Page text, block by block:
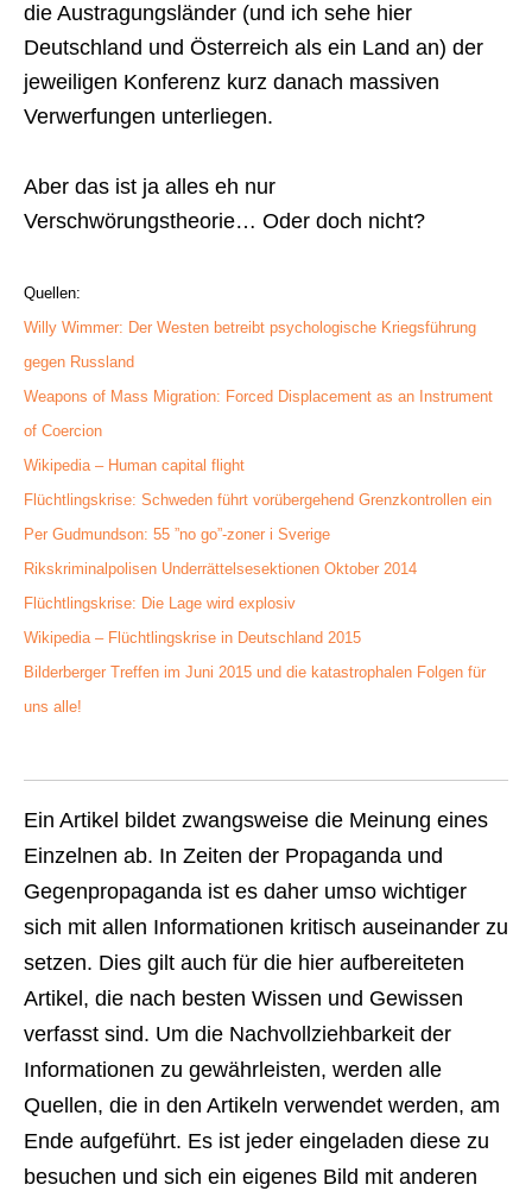
die Austragungsländer (und ich sehe hier
Deutschland und Österreich als ein Land an) der
jeweiligen Konferenz kurz danach massiven
Verwerfungen unterliegen.
Aber das ist ja alles eh nur
Verschwörungstheorie… Oder doch nicht?
Quellen:
Willy Wimmer: Der Westen betreibt psychologische Kriegsführung
gegen Russland
Weapons of Mass Migration: Forced Displacement as an Instrument
of Coercion
Wikipedia – Human capital flight
Flüchtlingskrise: Schweden führt vorübergehend Grenzkontrollen ein
Per Gudmundson: 55 ”no go”-zoner i Sverige
Rikskriminalpolisen Underrättelsesektionen Oktober 2014
Flüchtlingskrise: Die Lage wird explosiv
Wikipedia – Flüchtlingskrise in Deutschland 2015
Bilderberger Treffen im Juni 2015 und die katastrophalen Folgen für
uns alle!
Ein Artikel bildet zwangsweise die Meinung eines
Einzelnen ab. In Zeiten der Propaganda und
Gegenpropaganda ist es daher umso wichtiger
sich mit allen Informationen kritisch auseinander zu
setzen. Dies gilt auch für die hier aufbereiteten
Artikel, die nach besten Wissen und Gewissen
verfasst sind. Um die Nachvollziehbarkeit der
Informationen zu gewährleisten, werden alle
Quellen, die in den Artikeln verwendet werden, am
Ende aufgeführt. Es ist jeder eingeladen diese zu
besuchen und sich ein eigenes Bild mit anderen